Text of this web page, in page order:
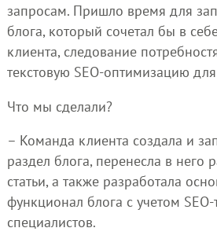
запросам. Пришло время для
блога, который сочетал бы в
клиента, следование
текстовую SEO-оптимизацию
Что мы сделали?
– Команда клиента создала и
раздел блога, перенесла в него
статьи, а также разработала
функционал блога с учетом
специалистов.